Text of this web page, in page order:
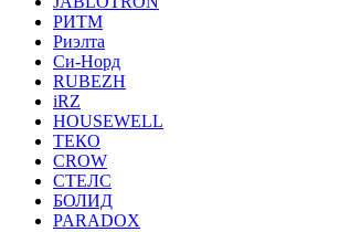
РИТМ
Риэлта
Си-Норд
RUBEZH
iRZ
HOUSEWELL
ТЕКО
CROW
СТЕЛС
БОЛИД
PARADOX